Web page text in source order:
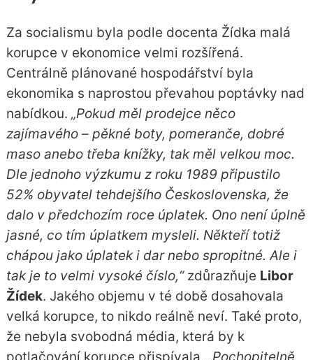
Za socialismu byla podle docenta Žídka malá
korupce v ekonomice velmi rozšířená.
Centrálně plánované hospodářství byla
ekonomika s naprostou převahou poptávky nad
nabídkou. „Pokud měl prodejce něco
zajímavého – pěkné boty, pomeranče, dobré
maso anebo třeba knížky, tak měl velkou moc.
Dle jednoho výzkumu z roku 1989 připustilo
52% obyvatel tehdejšího Československa, že
dalo v předchozím roce úplatek. Ono není úplně
jasné, co tím úplatkem mysleli. Někteří totiž
chápou jako úplatek i dar nebo spropitné. Ale i
tak je to velmi vysoké číslo,“zdůrazňuje Libor
Žídek. Jakého objemu v té době dosahovala
velká korupce, to nikdo reálně neví. Také proto,
že nebyla svobodná média, která by k